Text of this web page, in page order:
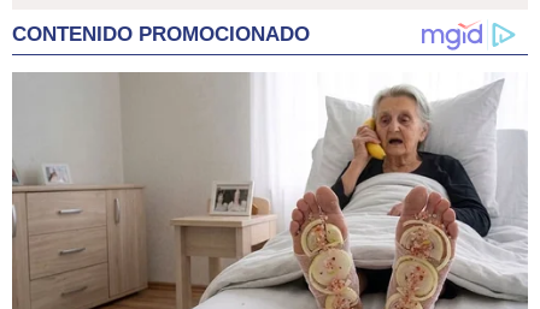
CONTENIDO PROMOCIONADO